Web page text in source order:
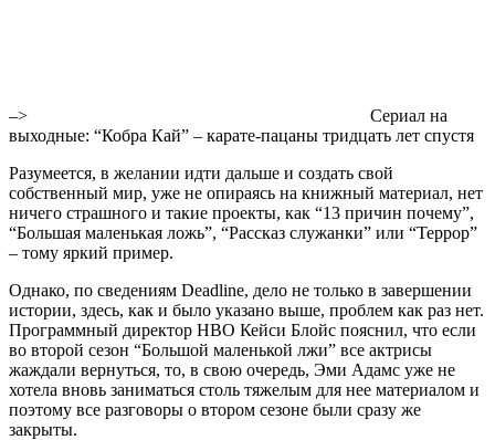
–>
Сериал на
выходные: “Кобра Кай” – карате-пацаны тридцать лет спустя
Разумеется, в желании идти дальше и создать свой
собственный мир, уже не опираясь на книжный материал, нет
ничего страшного и такие проекты, как “13 причин почему”,
“Большая маленькая ложь”, “Рассказ служанки” или “Террор”
– тому яркий пример.
Однако, по сведениям Deadline, дело не только в завершении
истории, здесь, как и было указано выше, проблем как раз нет.
Программный директор HBO Кейси Блойс пояснил, что если
во второй сезон “Большой маленькой лжи” все актрисы
жаждали вернуться, то, в свою очередь, Эми Адамс уже не
хотела вновь заниматься столь тяжелым для нее материалом и
поэтому все разговоры о втором сезоне были сразу же
закрыты.